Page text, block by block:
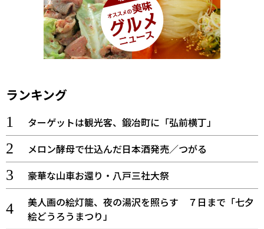
ランキング
ターゲットは観光客、鍛冶町に「弘前横丁」
メロン酵母で仕込んだ日本酒発売／つがる
豪華な山車お還り・八戸三社大祭
美人画の絵灯籠、夜の湯沢を照らす ７日まで「七夕
絵どうろうまつり」